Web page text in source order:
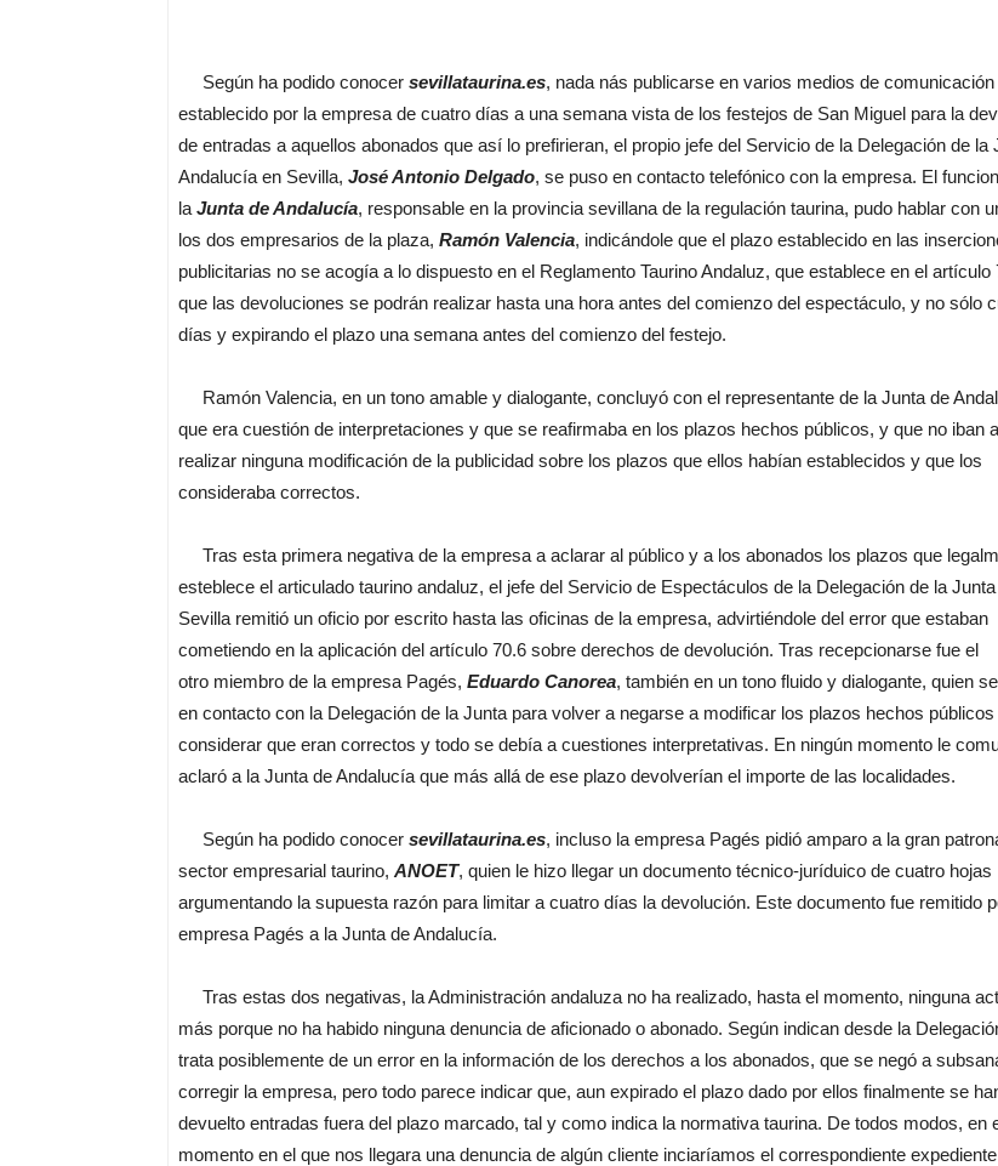
Según ha podido conocer sevillataurina.es, nada nás publicarse en varios medios de
establecido por la empresa de cuatro días a una semana vista de los festejos de San Miguel para la
de entradas a aquellos abonados que así lo prefirieran, el propio jefe del Servicio de la Delegación de la
Andalucía en Sevilla, José Antonio Delgado, se puso en contacto telefónico con la empresa. El
la Junta de Andalucía, responsable en la provincia sevillana de la regulación taurina, pudo hablar con
los dos empresarios de la plaza, Ramón Valencia, indicándole que el plazo establecido en las
publicitarias no se acogía a lo dispuesto en el Reglamento Taurino Andaluz, que establece en el artículo
que las devoluciones se podrán realizar hasta una hora antes del comienzo del espectáculo, y no sólo
días y expirando el plazo una semana antes del comienzo del festejo.
Ramón Valencia, en un tono amable y dialogante, concluyó con el representante de la Junta de
que era cuestión de interpretaciones y que se reafirmaba en los plazos hechos públicos, y que no iban a
realizar ninguna modificación de la publicidad sobre los plazos que ellos habían establecidos y que los
consideraba correctos.
Tras esta primera negativa de la empresa a aclarar al público y a los abonados los plazos que
esteblece el articulado taurino andaluz, el jefe del Servicio de Espectáculos de la Delegación de la
Sevilla remitió un oficio por escrito hasta las oficinas de la empresa, advirtiéndole del error que estaban
cometiendo en la aplicación del artículo 70.6 sobre derechos de devolución. Tras recepcionarse fue el
otro miembro de la empresa Pagés, Eduardo Canorea, también en un tono fluido y dialogante, quien
en contacto con la Delegación de la Junta para volver a negarse a modificar los plazos hechos públicos
considerar que eran correctos y todo se debía a cuestiones interpretativas. En ningún momento le
aclaró a la Junta de Andalucía que más allá de ese plazo devolverían el importe de las localidades.
Según ha podido conocer sevillataurina.es, incluso la empresa Pagés pidió amparo a la gran
sector empresarial taurino, ANOET, quien le hizo llegar un documento técnico-juríduico de cuatro hojas
argumentando la supuesta razón para limitar a cuatro días la devolución. Este documento fue remitido
empresa Pagés a la Junta de Andalucía.
Tras estas dos negativas, la Administración andaluza no ha realizado, hasta el momento, ninguna
más porque no ha habido ninguna denuncia de aficionado o abonado. Según indican desde la
trata posiblemente de un error en la información de los derechos a los abonados, que se negó a
corregir la empresa, pero todo parece indicar que, aun expirado el plazo dado por ellos finalmente se
devuelto entradas fuera del plazo marcado, tal y como indica la normativa taurina. De todos modos, en
momento en el que nos llegara una denuncia de algún cliente inciaríamos el correspondiente expediente